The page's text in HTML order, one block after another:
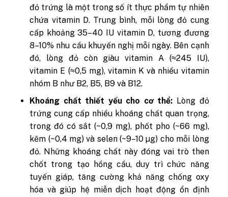
đỏ trứng là một trong số ít thực phẩm tự nhiên
chứa vitamin D. Trung bình, mỗi lòng đỏ cung
cấp khoảng 35–40 IU vitamin D, tương đương
8–10% nhu cầu khuyến nghị mỗi ngày. Bên cạnh
đó, lòng đỏ còn giàu vitamin A (≈245 IU),
vitamin E (≈0,5 mg), vitamin K và nhiều vitamin
nhóm B như B2, B5, B9 và B12.
Khoáng chất thiết yếu cho cơ thể: Lòng đỏ
trứng cung cấp nhiều khoáng chất quan trọng,
trong đó có sắt (~0,9 mg), phốt pho (~66 mg),
kẽm (~0,4 mg) và selen (~9–10 µg) cho mỗi lòng
đỏ. Những khoáng chất này đóng vai trò then
chốt trong tạo hồng cầu, duy trì chức năng
tuyến giáp, tăng cường khả năng chống oxy
hóa và giúp hệ miễn dịch hoạt động ổn định